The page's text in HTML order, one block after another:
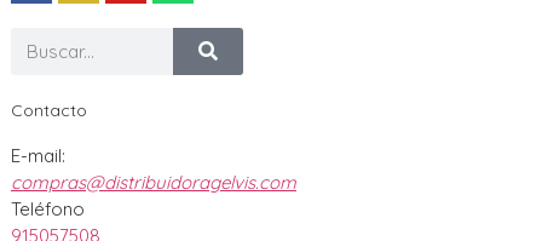
Contacto
E-mail:
compras@distribuidoragelvis.com
Teléfono
915057508